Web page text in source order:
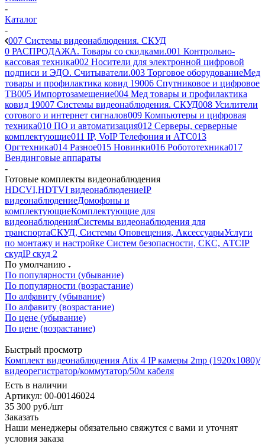
-
Каталог
-
007 Системы видеонаблюдения. СКУД
0 РАСПРОДАЖА. Товары со скидками.001 Контрольно-
кассовая техника002 Носители для электронной цифровой
подписи и ЭДО. Считыватели.003 Торговое оборудованиеМед
товары и профилактика ковид 19006 Спутниковое и цифровое
ТВ005 Импортозамещение004 Мед товары и профилактика
ковид 19007 Системы видеонаблюдения. СКУД008 Усилители
сотового и интернет сигналов009 Компьютеры и цифровая
техника010 ПО и автоматизация012 Серверы, серверные
комплектующие011 IP, VoIP Телефония и АТС013
Оргтехника014 Разное015 Новинки016 Робототехника017
Вендинговые аппараты
-
Готовые комплекты видеонаблюдения
HDCVI,HDTVI видеонаблюдениеIP
видеонаблюдениеДомофоны и
комплектующиеКомплектующие для
видеонаблюденияСистемы видеонаблюдения для
транспортаСКУД, Системы Оповещения, АксессуарыУслуги
по монтажу и настройке Систем безопасности, СКС, АТСIP
скудIP скуд 2
По умолчанию
По популярности (убывание)
По популярности (возрастание)
По алфавиту (убывание)
По алфавиту (возрастание)
По цене (убывание)
По цене (возрастание)
Быстрый просмотр
Комплект видеонаблюдения Atix 4 IP камеры 2mp (1920x1080)/
видеорегистратор/коммутатор/50м кабеля
Есть в наличии
Артикул: 00-00146024
35 300 руб./шт
Заказать
Наши менеджеры обязательно свяжутся с вами и уточнят
условия заказа